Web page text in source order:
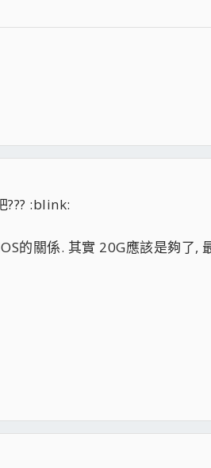
??? :blink:
的關係. 其實 20G應該是夠了,